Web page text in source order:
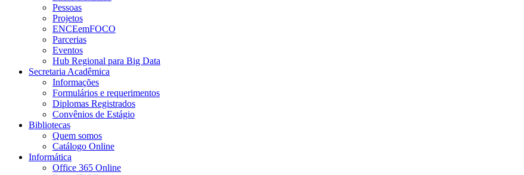
Pessoas
Projetos
ENCEemFOCO
Parcerias
Eventos
Hub Regional para Big Data
Secretaria Acadêmica
Informações
Formulários e requerimentos
Diplomas Registrados
Convênios de Estágio
Bibliotecas
Quem somos
Catálogo Online
Informática
Office 365 Online